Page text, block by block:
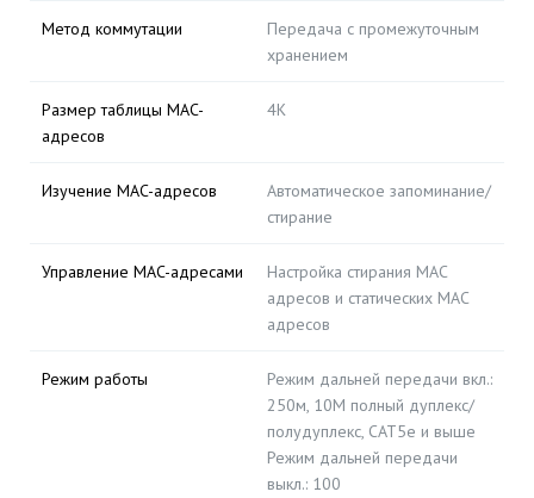
Метод коммутации
Передача с промежуточным
хранением
Размер таблицы MAC-
адресов
4К
Изучение MAC-адресов
Автоматическое запоминание/
стирание
Управление MAC-адресами
Настройка стирания MAC
адресов и статических MAC
адресов
Режим работы
Режим дальней передачи вкл.:
250м, 10М полный дуплекс/
полудуплекс, CAT5e и выше
Режим дальней передачи
выкл.: 100